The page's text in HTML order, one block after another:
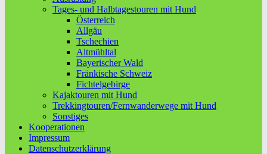
Tages- und Halbtagestouren mit Hund
Österreich
Allgäu
Tschechien
Altmühltal
Bayerischer Wald
Fränkische Schweiz
Fichtelgebirge
Kajaktouren mit Hund
Trekkingtouren/Fernwanderwege mit Hund
Sonstiges
Kooperationen
Impressum
Datenschutzerklärung